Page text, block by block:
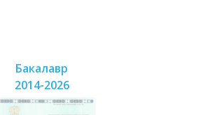
Бакалавр
2014-2026